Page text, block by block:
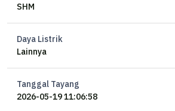
SHM
Daya Listrik
Lainnya
Tanggal Tayang
2026-05-19 11:06:58